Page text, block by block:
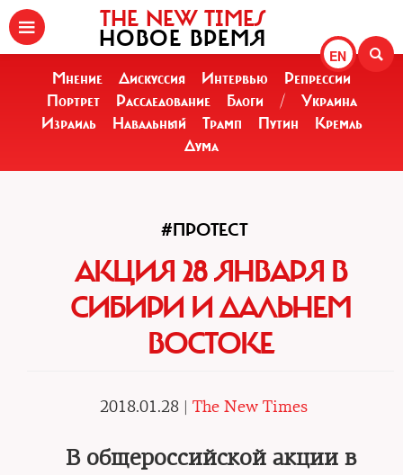
EN
THE NEW TIMES
НОВОЕ ВРЕМЯ
Мнение Дискуссия Интервью
Репрессии
Портрет
Расследование Блоги /
Украина
Израиль
Навальный Трамп Путин
Кремль
Дума
#ПРОТЕСТ
АКЦИЯ 28 ЯНВАРЯ В
СИБИРИ И ДАЛЬНЕМ
ВОСТОКЕ
2018.01.28 | The New Times
В общероссийской акции в